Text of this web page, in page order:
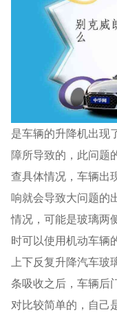
是车辆的升降机出现
障所导致的，此问题
查具体情况，车辆出
响就会导致大问题的
情况，可能是玻璃两
时可以使用机动车辆
上下反复升降汽车
条吸收之后，车辆后
对比较简单的，自己